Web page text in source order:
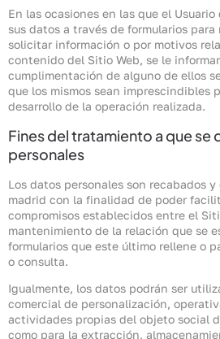
En las ocasiones en las que el
sus datos a través de formularios para
solicitar información o por motivos
contenido del Sitio Web, se le
cumplimentación de alguno de ellos
que los mismos sean imprescindibles
desarrollo de la operación realizada.
Fines del tratamiento a que se
personales
Los datos personales son recabados
madrid con la finalidad de poder
compromisos establecidos entre el
mantenimiento de la relación que se
formularios que este último rellene o
o consulta.
Igualmente, los datos podrán ser
comercial de personalización,
actividades propias del objeto social
como para la extracción,